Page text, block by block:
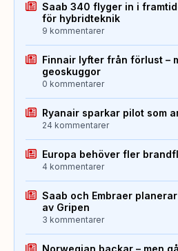
Saab 340 flyger in i
för hybridteknik
9 kommentarer
Finnair lyfter från förlust –
geoskuggor
0 kommentarer
Ryanair sparkar pilot som
24 kommentarer
Europa behöver fler
4 kommentarer
Saab och Embraer
av Gripen
3 kommentarer
Norwegian backar – men